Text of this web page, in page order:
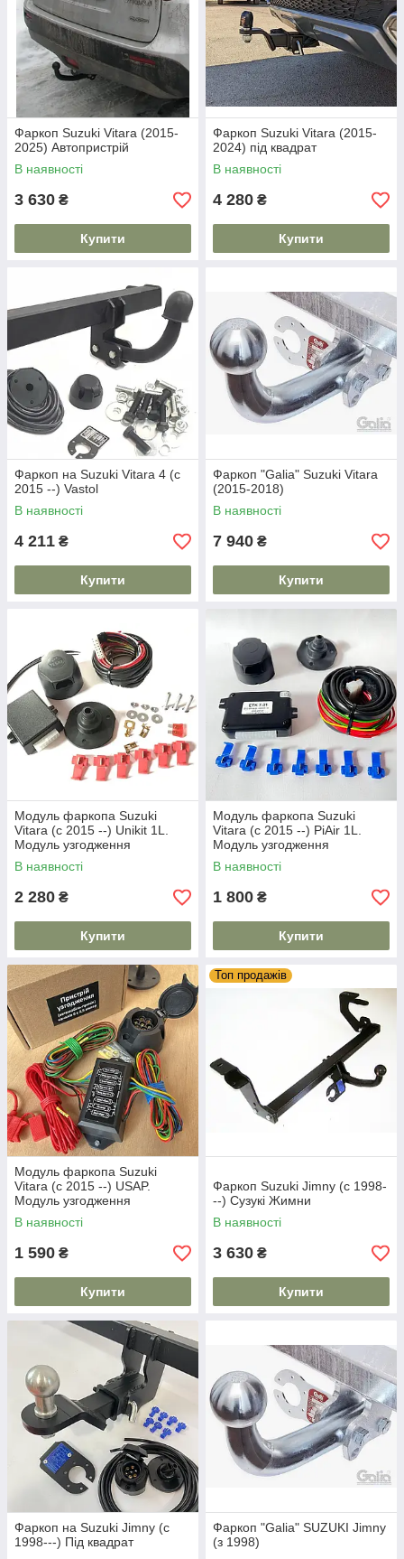
Фаркоп Suzuki Vitara (2015-
2025) Автопристрій
В наявності
3 630 ₴
Купити
Фаркоп Suzuki Vitara (2015-
2024) під квадрат
В наявності
4 280 ₴
Купити
Фаркоп на Suzuki Vitara 4 (c
2015 --) Vastol
В наявності
4 211 ₴
Купити
Фаркоп "Galia" Suzuki Vitara
(2015-2018)
В наявності
7 940 ₴
Купити
Модуль фаркопа Suzuki
Vitara (c 2015 --) Unikit 1L.
Модуль узгодження
В наявності
2 280 ₴
Купити
Модуль фаркопа Suzuki
Vitara (c 2015 --) PiAir 1L.
Модуль узгодження
В наявності
1 800 ₴
Купити
Модуль фаркопа Suzuki
Vitara (c 2015 --) USAP.
Модуль узгодження
В наявності
1 590 ₴
Купити
Топ продажів
Фаркоп Suzuki Jimny (c 1998-
--) Сузукі Жимни
В наявності
3 630 ₴
Купити
Фаркоп на Suzuki Jimny (c
1998---) Під квадрат
Фаркоп "Galia" SUZUKI Jimny
(з 1998)